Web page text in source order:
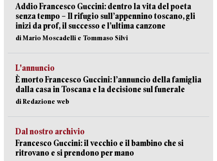
Addio Francesco Guccini: dentro la vita del poeta
senza tempo – Il rifugio sull’appennino toscano, gli
inizi da prof, il successo e l’ultima canzone
di Mario Moscadelli e Tommaso Silvi
L'annuncio
È morto Francesco Guccini: l’annuncio della famiglia
dalla casa in Toscana e la decisione sul funerale
di Redazione web
Dal nostro archivio
Francesco Guccini: il vecchio e il bambino che si
ritrovano e si prendono per mano